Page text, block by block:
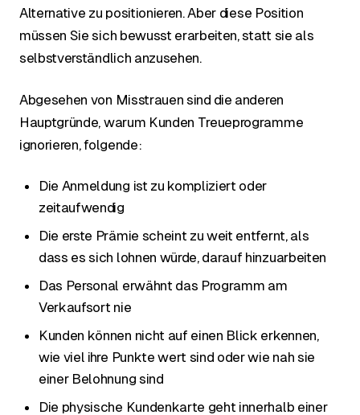
Alternative zu positionieren. Aber diese Position
müssen Sie sich bewusst erarbeiten, statt sie als
selbstverständlich anzusehen.
Abgesehen von Misstrauen sind die anderen
Hauptgründe, warum Kunden Treueprogramme
ignorieren, folgende:
Die Anmeldung ist zu kompliziert oder
zeitaufwendig
Die erste Prämie scheint zu weit entfernt, als
dass es sich lohnen würde, darauf hinzuarbeiten
Das Personal erwähnt das Programm am
Verkaufsort nie
Kunden können nicht auf einen Blick erkennen,
wie viel ihre Punkte wert sind oder wie nah sie
einer Belohnung sind
Die physische Kundenkarte geht innerhalb einer